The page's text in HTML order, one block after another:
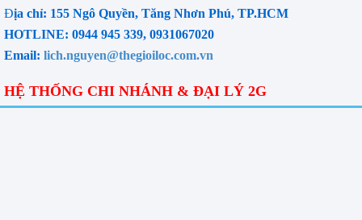
Địa chỉ: 155 Ngô Quyền, Tăng Nhơn Phú, TP.HCM
HOTLINE: 0944 945 339, 0931067020
Email: lich.nguyen@thegioiloc.com.vn
HỆ THỐNG CHI NHÁNH & ĐẠI LÝ 2G